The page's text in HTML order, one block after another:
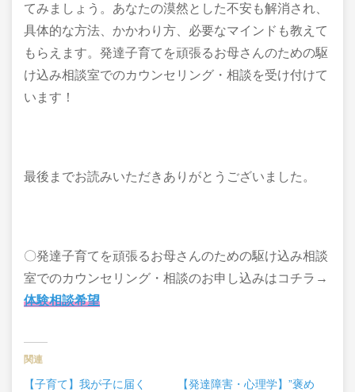
てみましょう。あなたの漠然とした不安も解消され、
具体的な方法、かかわり方、必要なマインドも教えて
もらえます。発達子育てを頑張るお母さんのための駆
け込み相談室でのカウンセリング・相談を受け付けて
います！
最後までお読みいただきありがとうございました。
〇発達子育てを頑張るお母さんのための駆け込み相談
室でのカウンセリング・相談のお申し込みはコチラ→
体験相談希望
関連
【子育て】我が子に届く
【発達障害・心理学】”褒め